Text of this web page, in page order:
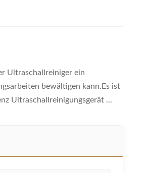
Ultraschallreiniger ein
bewältigen kann.Es ist
Ultraschallreinigungsgerät ...